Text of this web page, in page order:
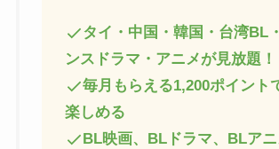
タイ・中国・韓国・台湾BL
ンスドラマ・アニメが見放題！
毎月もらえる1,200ポイント
楽しめる
BL映画、BLドラマ、BLア